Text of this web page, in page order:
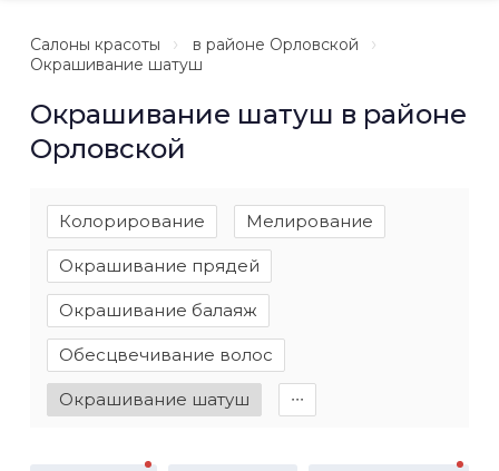
Салоны красоты
в районе Орловской
Окрашивание шатуш
Окрашивание шатуш в районе
Орловской
Колорирование Мелирование
Окрашивание прядей
Окрашивание балаяж
Обесцвечивание волос
Окрашивание шатуш ∙∙∙